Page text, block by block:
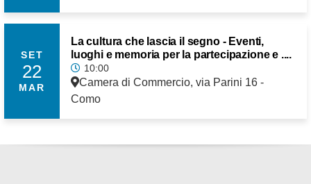
SET
22
MAR
La cultura che lascia il segno - Eventi,
luoghi e memoria per la partecipazione e ....
10:00
Camera di Commercio, via Parini 16 -
Como